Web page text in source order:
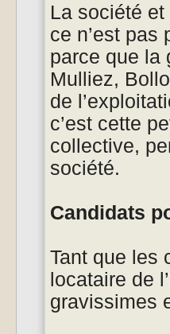
La société
ce n’est pas
parce que la
Mulliez,
de
c’est cette
collective,
société.
Candidats
Tant que les
locataire de
gravissimes